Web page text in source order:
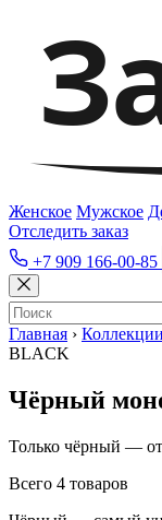
Женское Мужское
Отследить заказ
+7 909 166-00-85
Главная › Коллекции
BLACK
Чёрный
Только чёрный — от
Всего 4 товаров